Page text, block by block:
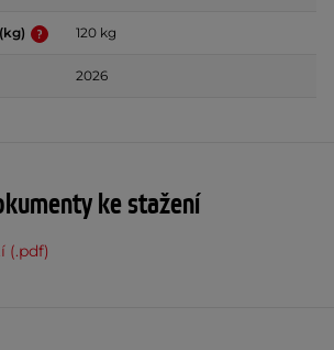
120 kg
2026
ke stažení
(.pdf)